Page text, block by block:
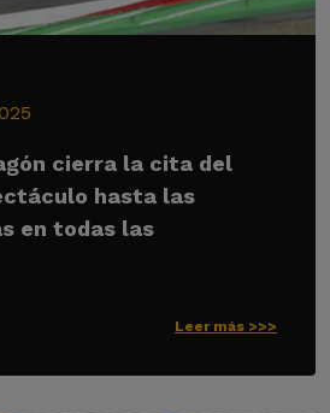
cierra la cita del
hasta las
en todas las
Leer más >>>